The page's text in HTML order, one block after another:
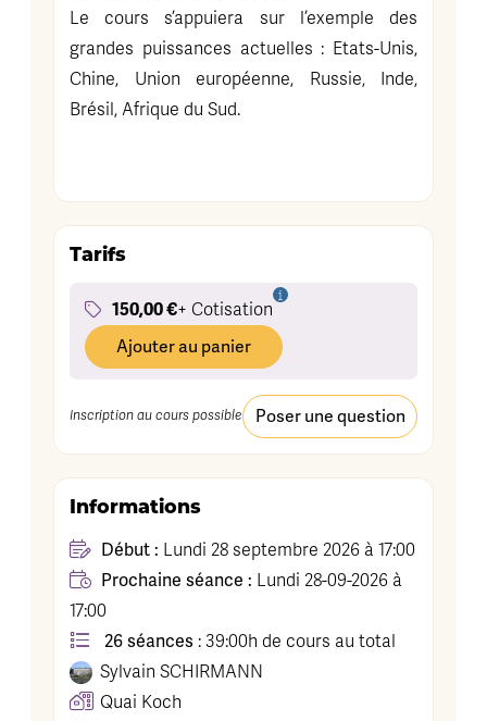
Le cours s’appuiera sur l’exemple des
grandes puissances actuelles : Etats-Unis,
Chine, Union européenne, Russie, Inde,
Brésil, Afrique du Sud.
Tarifs
150,00 €+ Cotisation
Ajouter au panier
Inscription au cours possible Poser une question
Informations
Début : Lundi 28 septembre 2026 à 17:00
Prochaine séance : Lundi 28-09-2026 à
17:00
26 séances : 39:00h de cours au total
Sylvain SCHIRMANN
Quai Koch